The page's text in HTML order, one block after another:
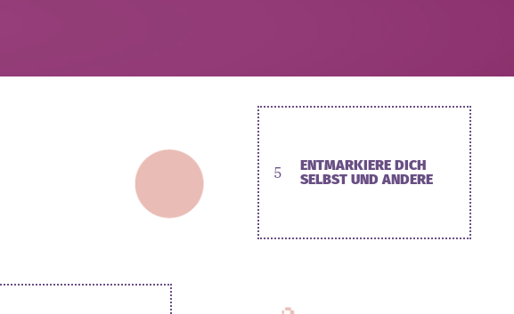
5
ENTMARKIERE DICH
SELBST UND ANDERE